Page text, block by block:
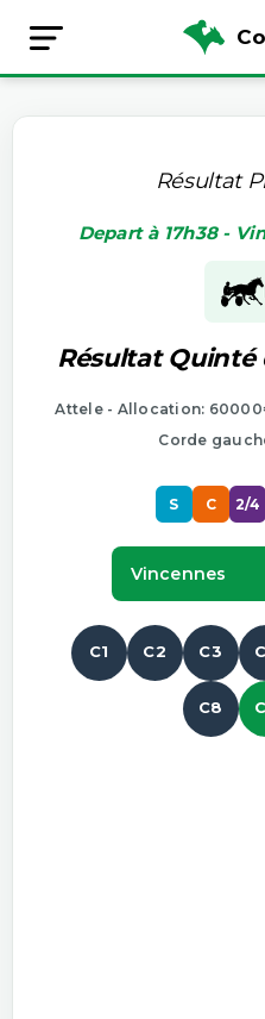
Résultat
Depart à 17h38 -
Résultat
Attele - Allocation:
Corde
S C 2/4
Vincennes
C1 C2 C3
C8